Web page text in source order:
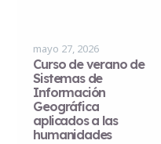
mayo 27, 2026
Curso de verano de
Sistemas de
Información
Geográfica
aplicados a las
humanidades